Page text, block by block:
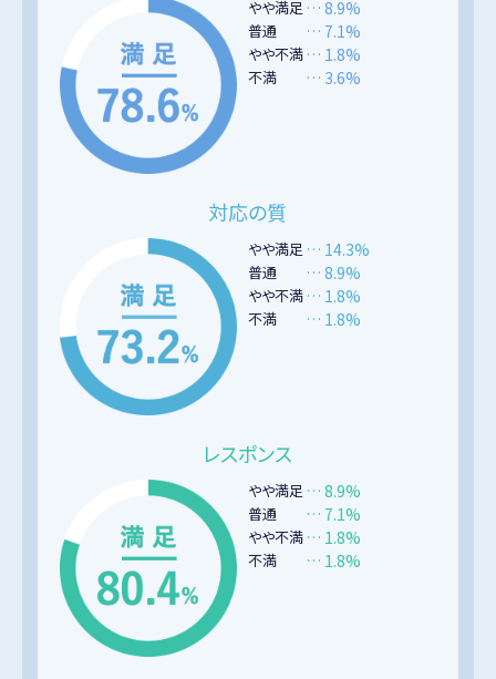
やや満足 … 8.9%
普通 … 7.1%
やや不満 … 1.8%
不満 … 3.6%
対応の質
やや満足 … 14.3%
普通 … 8.9%
やや不満 … 1.8%
不満 … 1.8%
レスポンス
やや満足 … 8.9%
普通 … 7.1%
やや不満 … 1.8%
不満 … 1.8%